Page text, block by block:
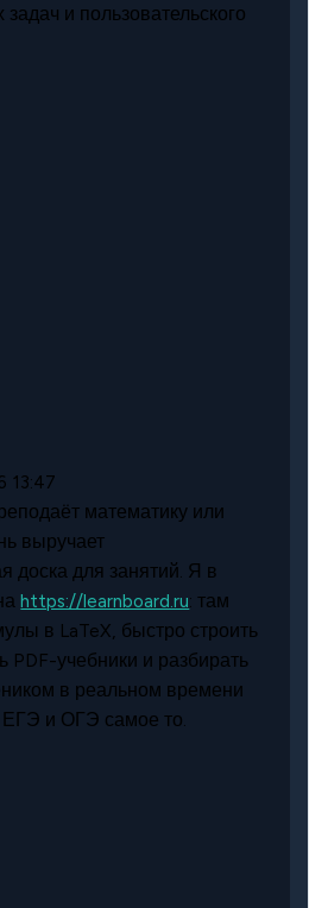
задач и пользовательского
13:47
математику или
выручает
доска для занятий. Я в
https://learnboard.ru: там
в LaTeX, быстро строить
PDF-учебники и разбирать
в реальном времени
и ОГЭ самое то.